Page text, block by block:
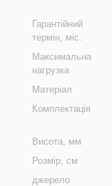
Гарантійний
термін, міс.
Максимальна
нагрузка
Матеріал
Комплектація
Висота, мм
Розмір, см
джерело